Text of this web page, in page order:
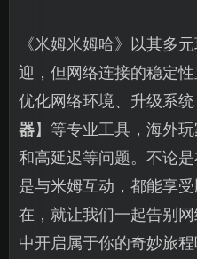
《米姆米姆哈》以其多
迎，但网络连接的稳定
优化网络环境、升级系
器】等专业工具，海外
和高延迟等问题。不论
是与米姆互动，都能享
在，就让我们一起告别
中开启属于你的奇妙旅程